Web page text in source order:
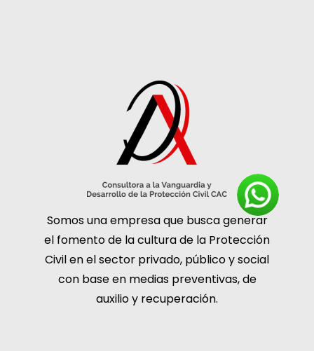
Somos una empresa que busca generar
el fomento de la cultura de la Protección
Civil en el sector privado, público y social
con base en medias preventivas, de
auxilio y recuperación.